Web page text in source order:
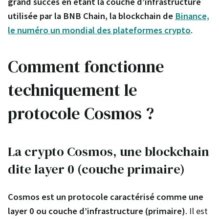
utilisée par la BNB Chain, la blockchain de Binance,
le numéro un mondial des plateformes crypto.
Comment fonctionne
techniquement le
protocole Cosmos ?
La crypto Cosmos, une blockchain
dite layer 0 (couche primaire)
Cosmos est un protocole caractérisé comme une
layer 0 ou couche d’infrastructure (primaire). Il est